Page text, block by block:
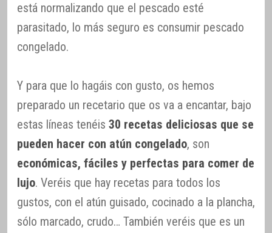
está normalizando que el pescado esté
parasitado, lo más seguro es consumir pescado
congelado.
Y para que lo hagáis con gusto, os hemos
preparado un recetario que os va a encantar, bajo
estas líneas tenéis 30 recetas deliciosas que se
pueden hacer con atún congelado, son
económicas, fáciles y perfectas para comer de
lujo. Veréis que hay recetas para todos los
gustos, con el atún guisado, cocinado a la plancha,
sólo marcado, crudo… También veréis que es un